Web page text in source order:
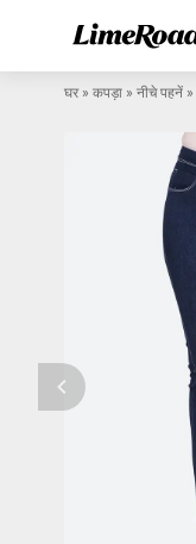
घर » कपड़ा » नीचे पहनें »